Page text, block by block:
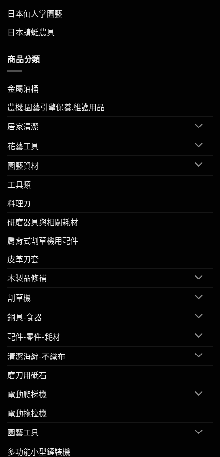
日本仙人掌園藝
日本蜻蜓農具
商品分類
金屬油桶
農機.園藝引擎保養.維護用品
居家清潔
花藝工具
園藝資材
工具類
料理刀
研磨器具與相關耗材
肩背式割草機用配件
皮革刀套
木製品修補
割草機
銅具-食器
配件-零件-耗材
清潔海綿-不織布
磨刀用砥石
電動爬梯機
電動拖拉機
園藝工具
多功能小型鏟裝機